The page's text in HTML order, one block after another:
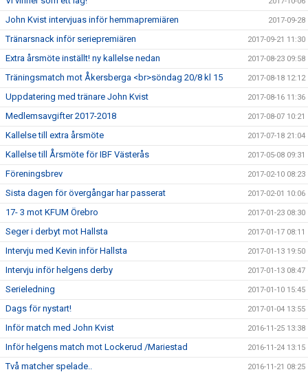
John Kvist intervjuas inför hemmapremiären 2017-09-28
Tränarsnack inför seriepremiären 2017-09-21 11:30
Extra årsmöte inställt! ny kallelse nedan 2017-08-23 09:58
Träningsmatch mot Åkersberga <br>söndag 20/8 kl 15 2017-08-18 12:12
Uppdatering med tränare John Kvist 2017-08-16 11:36
Medlemsavgifter 2017-2018 2017-08-07 10:21
Kallelse till extra årsmöte 2017-07-18 21:04
Kallelse till Årsmöte för IBF Västerås 2017-05-08 09:31
Föreningsbrev 2017-02-10 08:23
Sista dagen för övergångar har passerat 2017-02-01 10:06
17- 3 mot KFUM Örebro 2017-01-23 08:30
Seger i derbyt mot Hallsta 2017-01-17 08:11
Intervju med Kevin inför Hallsta 2017-01-13 19:50
Intervju inför helgens derby 2017-01-13 08:47
Serieledning 2017-01-10 15:45
Dags för nystart! 2017-01-04 13:55
Inför match med John Kvist 2016-11-25 13:38
Inför helgens match mot Lockerud /Mariestad 2016-11-24 13:15
Två matcher spelade.. 2016-11-21 08:25